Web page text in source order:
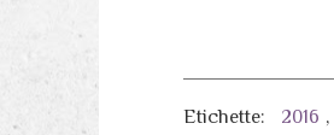
Etichette: 2016 ,